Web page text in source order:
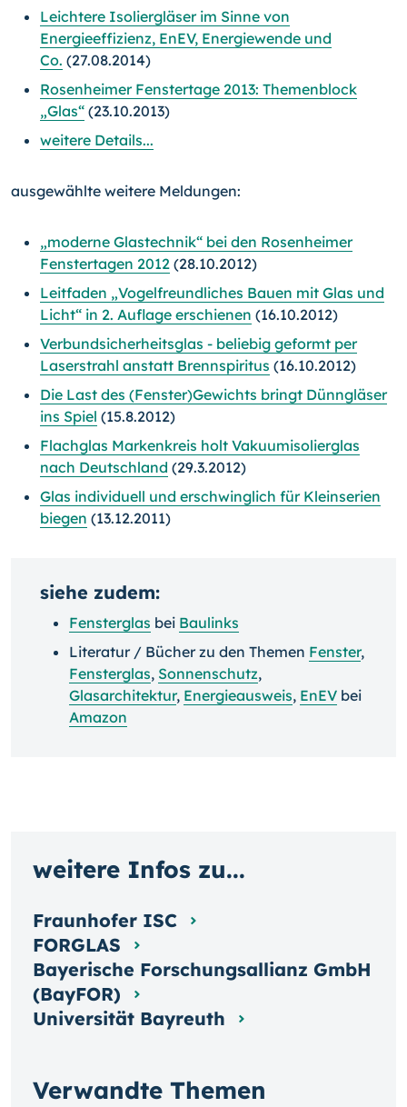
Leichtere Isoliergläser im Sinne von
Energieeffizienz, EnEV, Energiewende und
Co. (27.08.2014)
Rosenheimer Fenstertage 2013: Themenblock
„Glas“ (23.10.2013)
weitere Details...
ausgewählte weitere Meldungen:
„moderne Glastechnik“ bei den Rosenheimer
Fenstertagen 2012 (28.10.2012)
Leitfaden „Vogelfreundliches Bauen mit Glas und
Licht“ in 2. Auflage erschienen (16.10.2012)
Verbundsicherheitsglas - beliebig geformt per
Laserstrahl anstatt Brennspiritus (16.10.2012)
Die Last des (Fenster)Gewichts bringt Dünngläser
ins Spiel (15.8.2012)
Flachglas Markenkreis holt Vakuumisolierglas
nach Deutschland (29.3.2012)
Glas individuell und erschwinglich für Kleinserien
biegen (13.12.2011)
siehe zudem:
Fensterglas bei Baulinks
Literatur / Bücher zu den Themen Fenster,
Fensterglas, Sonnenschutz,
Glasarchitektur, Energieausweis, EnEV bei
Amazon
Verwandte Themen
weitere Infos zu...
Fraunhofer ISC
FORGLAS
Bayerische Forschungsallianz GmbH
(BayFOR)
Universität Bayreuth